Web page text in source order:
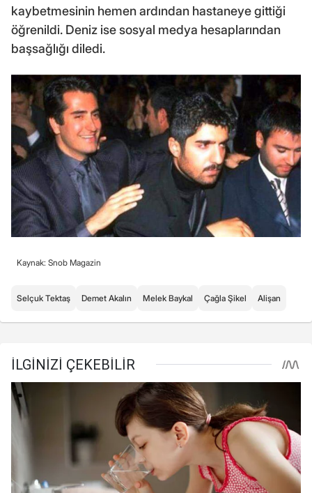
kaybetmesinin hemen ardından hastaneye gittiği
öğrenildi. Deniz ise sosyal medya hesaplarından
başsağlığı diledi.
Kaynak: Snob Magazin
Selçuk Tektaş Demet Akalın Melek Baykal Çağla Şikel Alişan